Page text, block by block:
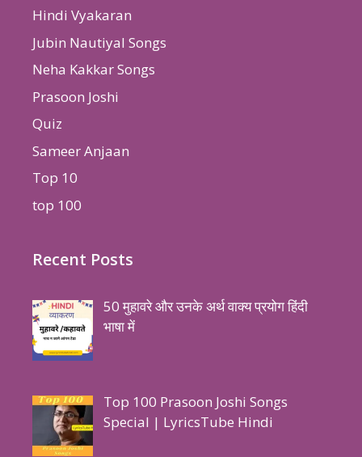
Hindi Vyakaran
Jubin Nautiyal Songs
Neha Kakkar Songs
Prasoon Joshi
Quiz
Sameer Anjaan
Top 10
top 100
Recent Posts
50 मुहावरे और उनके अर्थ वाक्य प्रयोग हिंदी
भाषा में
Top 100 Prasoon Joshi Songs
Special | LyricsTube Hindi